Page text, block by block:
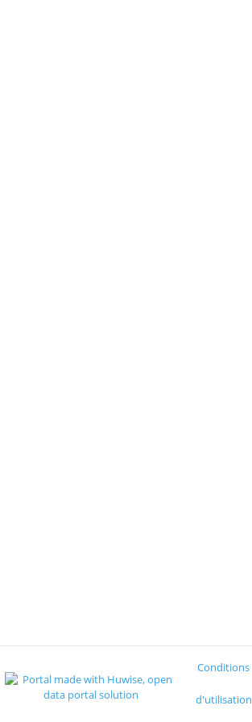
Conditions
d'utilisation